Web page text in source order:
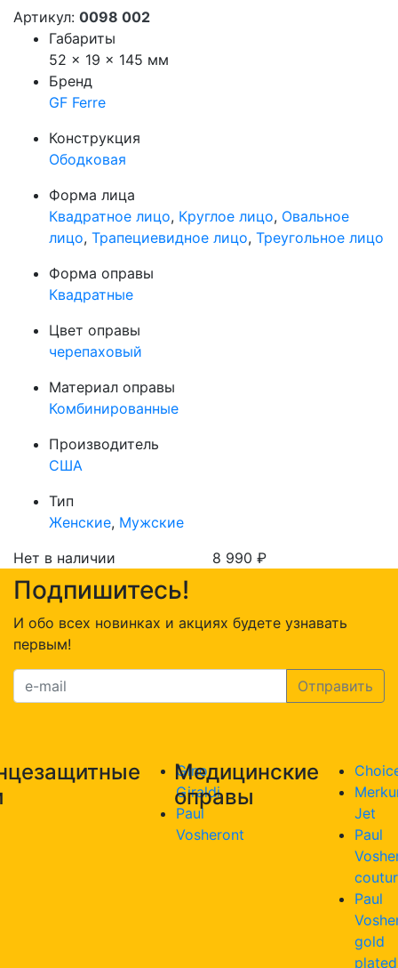
Артикул: 0098 002
Габариты
52 × 19 × 145 мм
Бренд
GF Ferre
Конструкция
Ободковая
Форма лица
Квадратное лицо, Круглое лицо, Овальное
лицо, Трапециевидное лицо, Треугольное лицо
Форма оправы
Квадратные
Цвет оправы
черепаховый
Материал оправы
Комбинированные
Производитель
США
Тип
Женские, Мужские
Нет в наличии
8 990 ₽
Подпишитесь!
И обо всех новинках и акциях будете узнавать
первым!
Gino
Giraldi
Paul
Vosheront
Медицинские
оправы
Jet
Paul
Paul
gold
plated